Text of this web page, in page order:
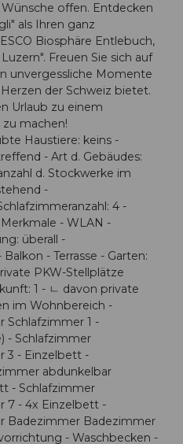
offen. Entdecken
als Ihren ganz
Biosphäre Entlebuch,
Freuen Sie sich auf
unvergessliche Momente
der Schweiz bietet.
Urlaub zu einem
machen!
Haustiere: keins -
- Art d. Gebäudes:
d. Stockwerke im
-
4 -
- WLAN -
überall -
- Terrasse - Garten:
PKW-Stellplätze
1 - ㄴ davon private
im Wohnbereich -
Schlafzimmer 1 -
- Schlafzimmer
3 - Einzelbett -
abdunkelbar
- Schlafzimmer
7 - 4x Einzelbett -
Badezimmer Badezimmer
- Waschbecken -